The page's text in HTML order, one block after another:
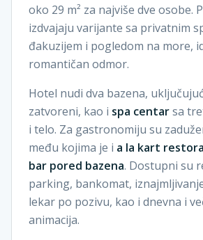
oko 29 m² za najviše dve osobe.
izdvajaju varijante sa privatnim
đakuzijem i pogledom na more,
romantičan odmor.
Hotel nudi dva bazena,
zatvoreni, kao i spa centarsa
i telo. Za gastronomiju su
među kojima je i a la kart
bar pored bazena. Dostupni su
parking, bankomat,
lekar po pozivu, kao i dnevna i
animacija.